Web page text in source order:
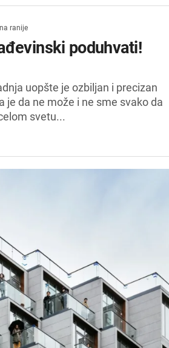
ranije
poduhvati!
uopšte je ozbiljan i precizan
je da ne može i ne sme svako da
svetu...